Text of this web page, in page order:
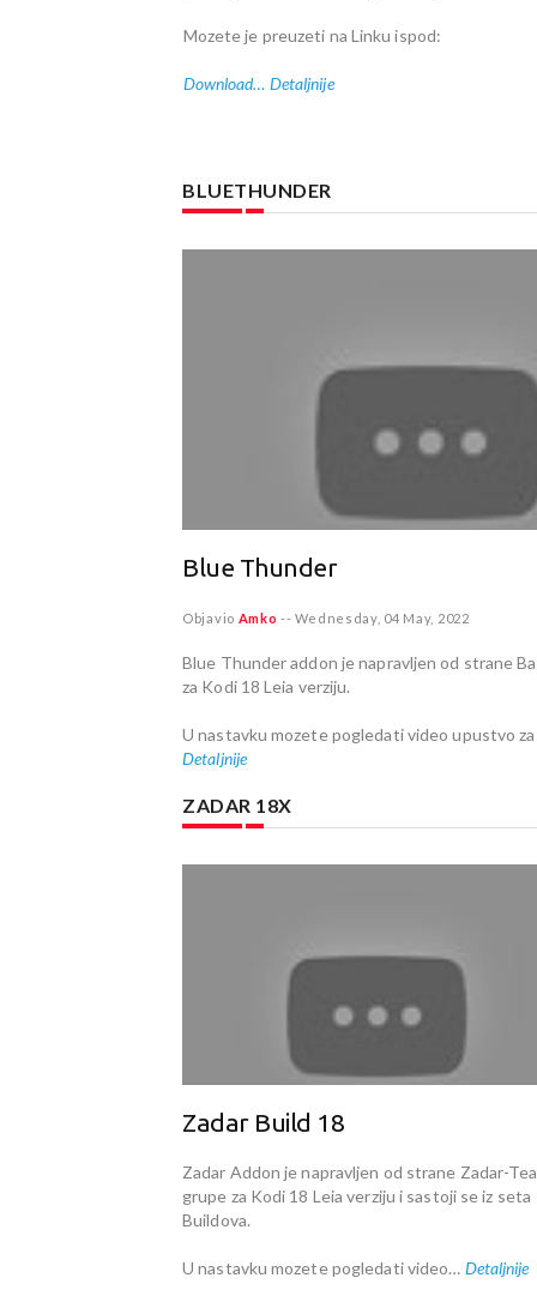
Mozete je preuzeti na Linku ispod:
Download… Detaljnije
BLUETHUNDER
Blue Thunder
Objavio Amko -- Wednesday, 04 May, 2022
Blue Thunder addon je napravljen od strane
za Kodi 18 Leia verziju.
U nastavku mozete pogledati video upustvo
Detaljnije
ZADAR 18X
Zadar Build 18
Zadar Addon je napravljen od strane Zadar-
grupe za Kodi 18 Leia verziju i sastoji se iz seta
Buildova.
U nastavku mozete pogledati video… Detaljnije